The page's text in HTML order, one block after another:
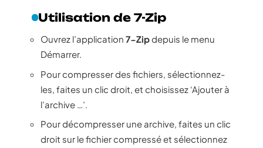
Utilisation de 7-Zip
Ouvrez l’application 7-Zipdepuis le menu
Démarrer.
Pour compresser des fichiers, sélectionnez-
les, faites un clic droit, et choisissez ‘Ajouter à
l’archive …’.
Pour décompresser une archive, faites un clic
droit sur le fichier compressé et sélectionnez